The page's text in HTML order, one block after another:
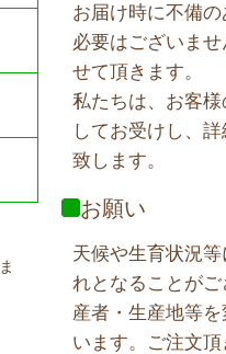
お届け時に不備
必要はございま
せて頂きます。
私たちは、お客
してお受けし、
致します。
お願い
天候や生育状況
れとなることが
産者・生産地等
います。ご注文頂